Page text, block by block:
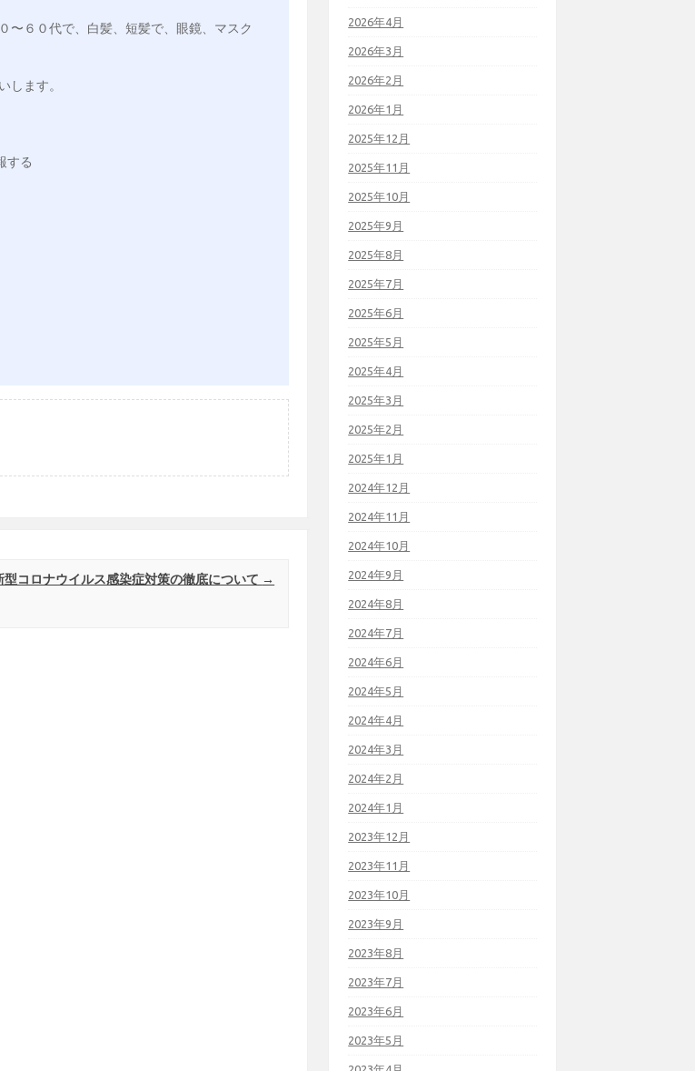
６０代で、白髪、短髪で、眼鏡、マスク
します。
する
型コロナウイルス感染症対策の徹底について →
2026年4月
2026年3月
2026年2月
2026年1月
2025年12月
2025年11月
2025年10月
2025年9月
2025年8月
2025年7月
2025年6月
2025年5月
2025年4月
2025年3月
2025年2月
2025年1月
2024年12月
2024年11月
2024年10月
2024年9月
2024年8月
2024年7月
2024年6月
2024年5月
2024年4月
2024年3月
2024年2月
2024年1月
2023年12月
2023年11月
2023年10月
2023年9月
2023年8月
2023年7月
2023年6月
2023年5月